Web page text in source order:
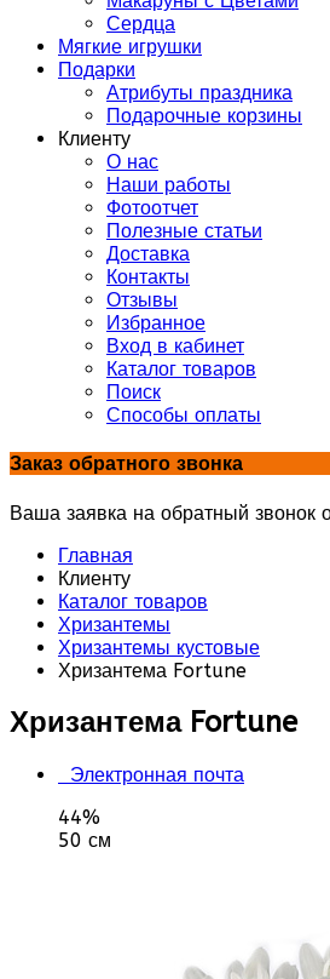
Сердца
Мягкие игрушки
Подарки
Атрибуты праздника
Подарочные корзины
Клиенту
О нас
Наши работы
Фотоотчет
Полезные статьи
Доставка
Контакты
Отзывы
Избранное
Вход в кабинет
Каталог товаров
Поиск
Способы оплаты
Заказ обратного звонка
Ваша заявка на обратный звонок
Главная
Клиенту
Каталог товаров
Хризантемы
Хризантемы кустовые
Хризантема Fortune
Хризантема Fortune
Электронная почта
44%
50 см